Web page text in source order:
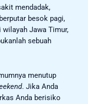
mendadak,
besok pagi,
wilayah Jawa Timur,
sebuah
menutup
. Jika Anda
Anda berisiko